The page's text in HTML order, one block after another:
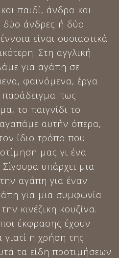
παιδί, άνδρα και
δύο άνδρες ή δύο
είναι ουσιαστικά
Στη αγγλική
για αγάπη σε
φαινόμενα, έργα
παράδειγμα πως
το παιγνίδι το
αυτήν όπερα,
ίδιο τρόπο που
μας γι ένα
Σίγουρα υπάρχει μια
αγάπη για έναν
για μια συμφωνία
κινέζικη κουζίνα.
έκφρασης έχουν
γιατί η χρήση της
τα είδη προτιμήσεων